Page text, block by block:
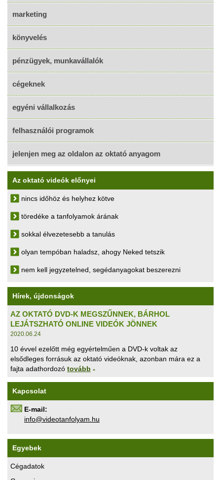
marketing
könyvelés
pénzügyek, munkavállalók
cégeknek
egyéni vállalkozás
felhasználói programok
jelenjen meg az oldalon az oktató anyagom
Az oktató videók előnyei
nincs időhöz és helyhez kötve
töredéke a tanfolyamok árának
sokkal élvezetesebb a tanulás
olyan tempóban haladsz, ahogy Neked tetszik
nem kell jegyzetelned, segédanyagokat beszerezni
Hírek, újdonságok
AZ OKTATÓ DVD-K MEGSZŰNNEK, BÁRHOL
LEJÁTSZHATÓ ONLINE VIDEÓK JÖNNEK
2020.06.24
10 évvel ezelőtt még egyértelműen a DVD-k voltak az
elsődleges forrásuk az oktató videóknak, azonban mára ez a
fajta adathordozó tovább »
Kapcsolat
E-mail:
uh.maylofnatoediv@ofni
Egyebek
Cégadatok